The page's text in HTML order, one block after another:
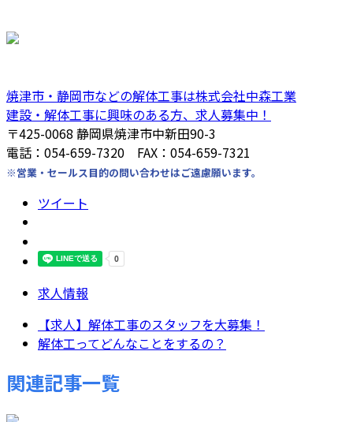
焼津市・静岡市などの解体工事は株式会社中森工業
建設・解体工事に興味のある方、求人募集中！
〒425-0068 静岡県焼津市中新田90-3
電話：054-659-7320 FAX：054-659-7321
※営業・セールス目的の問い合わせはご遠慮願います。
ツイート
求人情報
【求人】解体工事のスタッフを大募集！
解体工ってどんなことをするの？
関連記事一覧